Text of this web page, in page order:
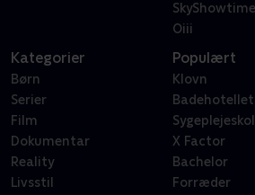
SkyShowtime
Oiii
Kategorier
Børn
Serier
Film
Dokumentar
Reality
Livsstil
Populært
Klovn
Badehotellet
X Factor
Bachelor
Forræder